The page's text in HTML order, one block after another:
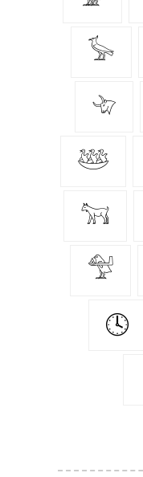
𓅚
𓄀
𓅸
𓃙
𓅵
🕓